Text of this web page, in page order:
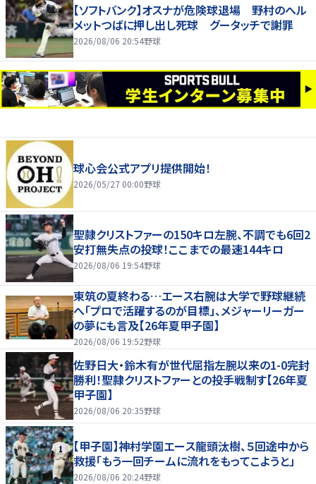
【ソフトバンク】オスナが危険球退場 野村のヘル
メットつばに押し出し死球 グータッチで謝罪
2026/08/06 20:54野球
球心会公式アプリ提供開始！
2026/05/27 00:00野球
聖隷クリストファーの150キロ左腕、不調でも6回2
安打無失点の投球！ここまでの最速144キロ
2026/08/06 19:54野球
東筑の夏終わる…エース右腕は大学で野球継続
へ「プロで活躍するのが目標」、メジャーリーガー
の夢にも言及【26年夏甲子園】
2026/08/06 19:52野球
佐野日大・鈴木有が世代屈指左腕以来の1-0完封
勝利！聖隷クリストファーとの投手戦制す【26年夏
甲子園】
2026/08/06 20:35野球
【甲子園】神村学園エース龍頭汰樹、５回途中から
救援「もう一回チームに流れをもってこようと」
2026/08/06 20:24野球